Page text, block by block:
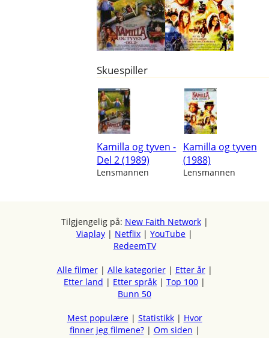
Skuespiller
Kamilla og tyven -
Del 2 (1989)
Lensmannen
Kamilla og tyven
(1988)
Lensmannen
Tilgjengelig på: New Faith Network|
Viaplay | Netflix | YouTube |
RedeemTV
Alle filmer| Alle kategorier| Etter år|
Etter land | Etter språk | Top 100 |
Bunn 50
Mest populære| Statistikk| Hvor
finner jeg filmene?| Om siden |